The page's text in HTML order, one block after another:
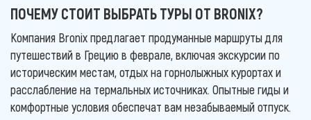
ПОЧЕМУ СТОИТ ВЫБРАТЬ ТУРЫ ОТ BRONIX?
Компания Bronix предлагает продуманные маршруты для
путешествий в Грецию в феврале, включая экскурсии по
историческим местам, отдых на горнолыжных курортах и
расслабление на термальных источниках. Опытные гиды и
комфортные условия обеспечат вам незабываемый отпуск.